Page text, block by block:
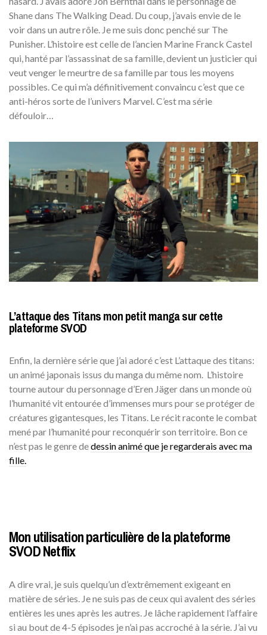
Shane dans The Walking Dead. Du coup, j’avais envie de le
voir dans un autre rôle. Je me suis donc penché sur The
Punisher. L’histoire est celle de l’ancien Marine Franck Castel
qui, hanté par l’assassinat de sa famille, devient un justicier qui
veut venger le meurtre de sa famille par tous les moyens
possibles. Ce qui m’a définitivement convaincu c’est que ce
anti-héros sorte de l’univers Marvel. C’est ma série
défouloir…
L’attaque des Titans mon petit manga sur cette
plateforme SVOD
Enfin, la dernière série que j’ai adoré c’est L’attaque des titans:
un animé japonais issus du manga du même nom. L’histoire
tourne autour du personnage d’Eren Jäger dans un monde où
l’humanité vit entourée d’immenses murs pour se protéger de
créatures gigantesques, les Titans. Le récit raconte le combat
mené par l’humanité pour reconquérir son territoire. Bon ce
n’est pas le genre dedessin animé que je regarderais avec ma
fille.
Mon utilisation particulière de la plateforme
SVOD Netflix
A dire vrai, je suis quelqu’un d’extrêmement exigeant en
matière de séries. Je ne suis pas de ceux qui avalent des séries
entières les unes après les autres. Je lâche rapidement l’affaire
si au bout de 4-5 épisodes je n’ai pas accroché à la série. J’ai vu